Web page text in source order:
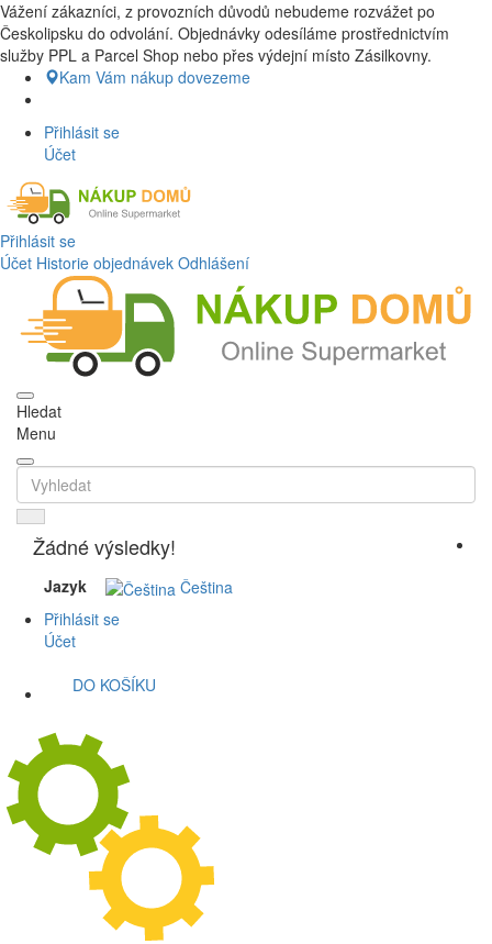
Nákup Potraviny domů, Nákup potraviny online, Čerstvé potraviny
dovezeme až k vašim dveřím. Česká lípa a okolí doprava zdarma.
Nakupdomu.cz
Vážení zákazníci, z provozních důvodů nebudeme rozvážet po
Českolipsku do odvolání. Objednávky odesíláme prostřednictvím
služby PPL a Parcel Shop nebo přes výdejní místo Zásilkovny.
Kam Vám nákup dovezeme
Přihlásit se
Účet
Přihlásit se
Účet Historie objednávek Odhlášení
Hledat
Menu
Žádné výsledky!
Jazyk
Čeština
Přihlásit se
Účet
DO KOŠÍKU